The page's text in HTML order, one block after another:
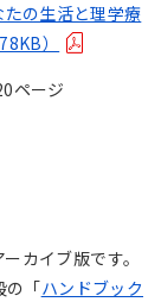
たの生活と理学療
）
ページ
カイブ版です。
の「ハンドブック